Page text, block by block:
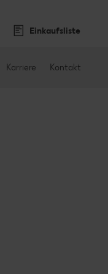
Einkaufsliste
Karriere Kontakt